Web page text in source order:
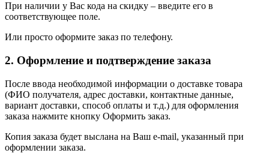
При наличии у Вас кода на скидку – введите его в
соответствующее поле.
Или просто оформите заказ по телефону.
2. Оформление и подтверждение заказа
После ввода необходимой информации о доставке товара
(ФИО получателя, адрес доставки, контактные данные,
вариант доставки, способ оплаты и т.д.) для оформления
заказа нажмите кнопку Оформить заказ.
Копия заказа будет выслана на Ваш e-mail, указанный при
оформлении заказа.